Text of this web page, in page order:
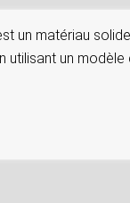
un matériau
un